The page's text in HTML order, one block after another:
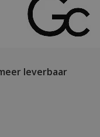
leverbaar